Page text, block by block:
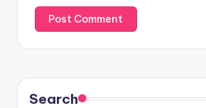
Search